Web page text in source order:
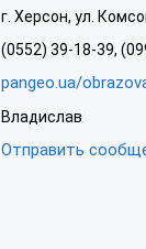
г. Херсон, ул.
(0552) 39-18-39,
pangeo.ua/
Владислав
Отправить